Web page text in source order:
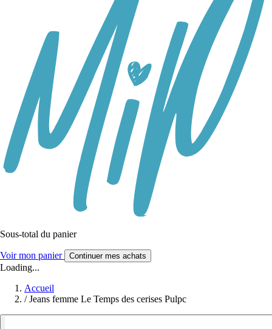
Sous-total du panier
Voir mon panier Continuer mes achats
Loading...
Accueil
/ Jeans femme Le Temps des cerises Pulpc